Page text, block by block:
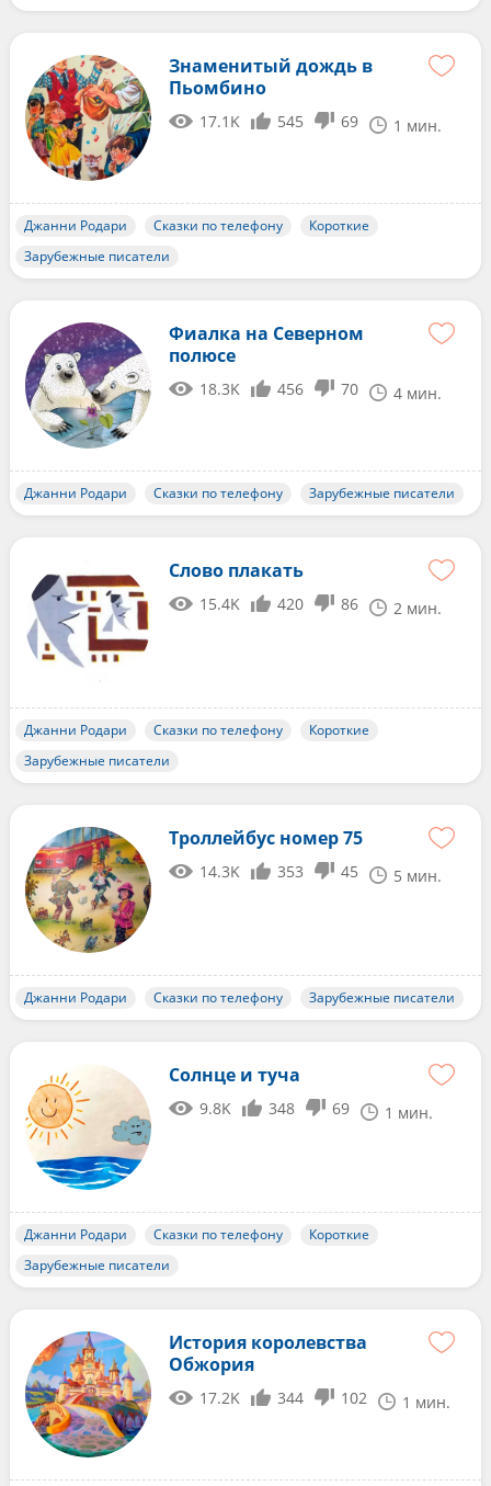
Знаменитый дождь в
Пьомбино
17.1K 545 69 1 мин.
Джанни Родари Сказки по телефону
Короткие
Зарубежные писатели
Фиалка на Северном
полюсе
18.3K 456 70 4 мин.
Джанни Родари Сказки по телефону Зарубежные писатели
Слово плакать
15.4K 420 86 2 мин.
Джанни Родари Сказки по телефону
Короткие
Зарубежные писатели
Троллейбус номер 75
14.3K 353 45 5 мин.
Джанни Родари Сказки по телефону Зарубежные писатели
Солнце и туча
9.8K 348 69 1 мин.
Джанни Родари Сказки по телефону
Короткие
Зарубежные писатели
История королевства
Обжория
17.2K 344 102 1 мин.